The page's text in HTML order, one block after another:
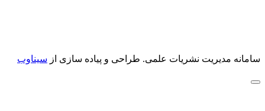
سامانه مدیریت نشریات علمی. طراحی و پیاده سازی از سیناوب